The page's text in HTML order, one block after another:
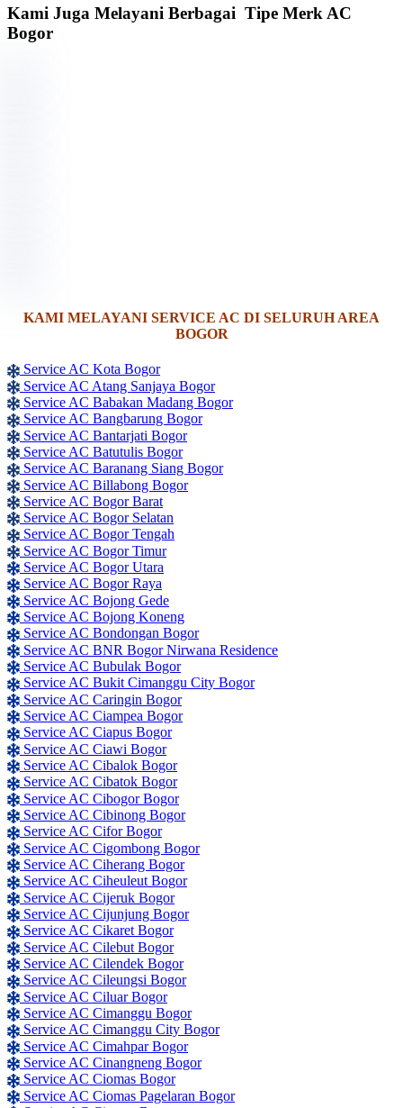
Kami Juga Melayani Berbagai Tipe Merk AC
Bogor
KAMI MELAYANI SERVICE AC DI SELURUH AREA
BOGOR
Service AC Kota Bogor
Service AC Atang Sanjaya Bogor
Service AC Babakan Madang Bogor
Service AC Bangbarung Bogor
Service AC Bantarjati Bogor
Service AC Batutulis Bogor
Service AC Baranang Siang Bogor
Service AC Billabong Bogor
Service AC Bogor Barat
Service AC Bogor Selatan
Service AC Bogor Tengah
Service AC Bogor Timur
Service AC Bogor Utara
Service AC Bogor Raya
Service AC Bojong Gede
Service AC Bojong Koneng
Service AC Bondongan Bogor
Service AC BNR Bogor Nirwana Residence
Service AC Bubulak Bogor
Service AC Bukit Cimanggu City Bogor
Service AC Caringin Bogor
Service AC Ciampea Bogor
Service AC Ciapus Bogor
Service AC Ciawi Bogor
Service AC Cibalok Bogor
Service AC Cibatok Bogor
Service AC Cibogor Bogor
Service AC Cibinong Bogor
Service AC Cifor Bogor
Service AC Cigombong Bogor
Service AC Ciherang Bogor
Service AC Ciheuleut Bogor
Service AC Cijeruk Bogor
Service AC Cijunjung Bogor
Service AC Cikaret Bogor
Service AC Cilebut Bogor
Service AC Cilendek Bogor
Service AC Cileungsi Bogor
Service AC Ciluar Bogor
Service AC Cimanggu Bogor
Service AC Cimanggu City Bogor
Service AC Cimahpar Bogor
Service AC Cinangneng Bogor
Service AC Ciomas Bogor
Service AC Ciomas Pagelaran Bogor